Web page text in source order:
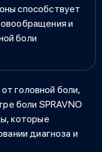
способствует
и
боли
головной боли,
боли SPRAVNO
которые
диагноза и